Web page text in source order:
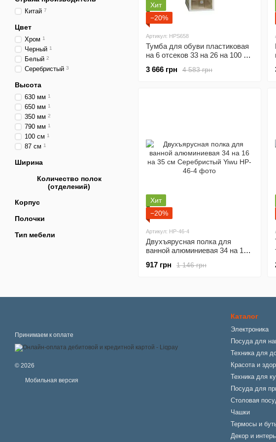
Хит
−20%
Артикул: HPS658
Тумба для обуви пластиковая
на 6 отсеков 33 на 26 на 100 см
4 583 грн
3 666 грн
Хит
−20%
Артикул: HP-46-4
Двухъярусная полка для
ванной алюминиевая 34 на 16
HP-46-4
1 146 грн
917 грн
Китай 7
Цвет
Хром 1
Черный 1
Белый 2
Серебристый 3
Высота
630 мм 1
650 мм 1
350 мм 2
790 мм 1
100 см 1
87 см 1
Ширина
Количество полок
(отделений)
Корпус
Полочки
Тип мебели
Принимаем к оплате
© 2026
Мобильная версия
Каталог
Электроника
Посуда для
Техника для
Красота и
Техника для
Посуда для
Столовая
Чашки
Термосы и
Декор и